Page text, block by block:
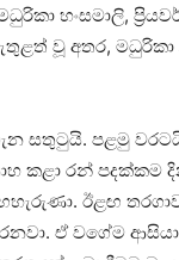
හංස­මාලි,
වූ අතර,
සතු­ටුයි. පළමු
කළා රන් පද­ක්කම
ඊළඟ
ඒ වගේම